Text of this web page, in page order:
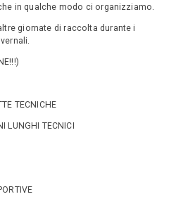
in qualche modo ci organizziamo.
giornate di raccolta durante i
TECNICHE
LUNGHI TECNICI